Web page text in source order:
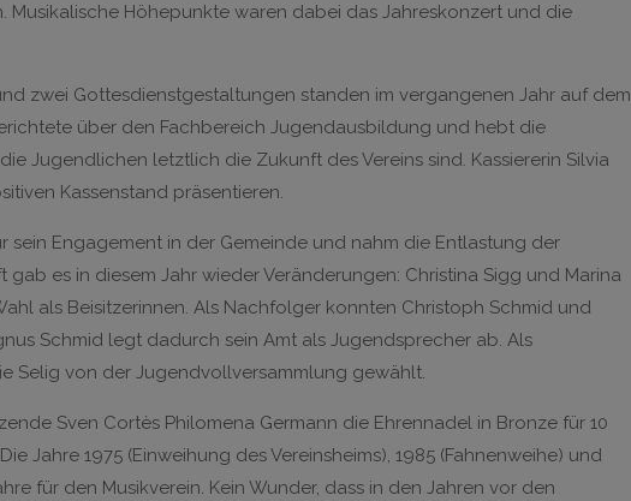
Musikalische Höhepunkte waren dabei das Jahreskonzert und die
zwei Gottesdienstgestaltungen standen im vergangenen Jahr auf dem
über den Fachbereich Jugendausbildung und hebt die
Jugendlichen letztlich die Zukunft des Vereins sind. Kassiererin Silvia
Kassenstand präsentieren.
sein Engagement in der Gemeinde und nahm die Entlastung der
es in diesem Jahr wieder Veränderungen: Christina Sigg und Marina
als Beisitzerinnen. Als Nachfolger konnten Christoph Schmid und
Schmid legt dadurch sein Amt als Jugendsprecher ab. Als
Selig von der Jugendvollversammlung gewählt.
Sven Cortès Philomena Germann die Ehrennadel in Bronze für 10
Jahre 1975 (Einweihung des Vereinsheims), 1985 (Fahnenweihe) und
für den Musikverein. Kein Wunder, dass in den Jahren vor den